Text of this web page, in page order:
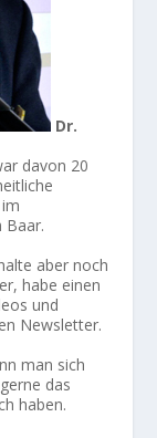
Dr.
davon 20
Baar.
aber noch
habe einen
und
Newsletter.
man sich
das
haben.